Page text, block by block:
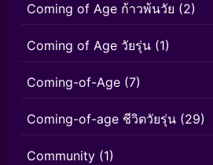
Coming of Age ก้าวพ้นวัย (2)
Coming of Age วัยรุ่น (1)
Coming-of-Age (7)
Coming-of-age ชีวิตวัยรุ่น (29)
Community (1)